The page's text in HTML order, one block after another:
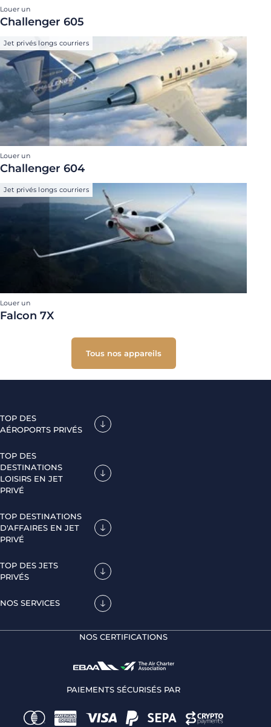
Louer un
Challenger 605
Jet privés longs courriers
Louer un
Challenger 604
Jet privés longs courriers
Louer un
Falcon 7X
Tous nos appareils
TOP DES
AÉROPORTS PRIVÉS
TOP DES
DESTINATIONS
LOISIRS EN JET
PRIVÉ
TOP DESTINATIONS
D'AFFAIRES EN JET
PRIVÉ
TOP DES JETS
PRIVÉS
NOS SERVICES
NOS CERTIFICATIONS
PAIEMENTS SÉCURISÉS PAR